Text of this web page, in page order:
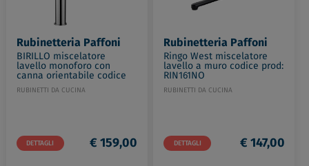
Rubinetteria Paffoni
BIRILLO miscelatore
lavello monoforo con
canna orientabile codice
prod: BI188CR
RUBINETTI DA CUCINA
DETTAGLI € 159,00
Rubinetteria Paffoni
Ringo West miscelatore
lavello a muro codice prod:
RIN161NO
RUBINETTI DA CUCINA
DETTAGLI € 147,00